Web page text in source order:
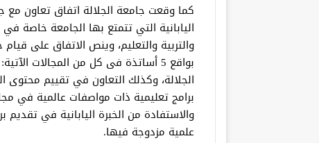
كما وقعت جامعة الجلالة اتفاق تعاون مع
اليابانية التي تتمتع بها الجامعة خاصة
بواقع 5 أساتذة فى كل من المجالات
الجلالة، وكذلك التعاون في تقييم محتوى
برامج تعليمية ذات مواصفات عالمية في
والاستفادة من الخبرة اليابانية في
علمية مزدوجة فيها.